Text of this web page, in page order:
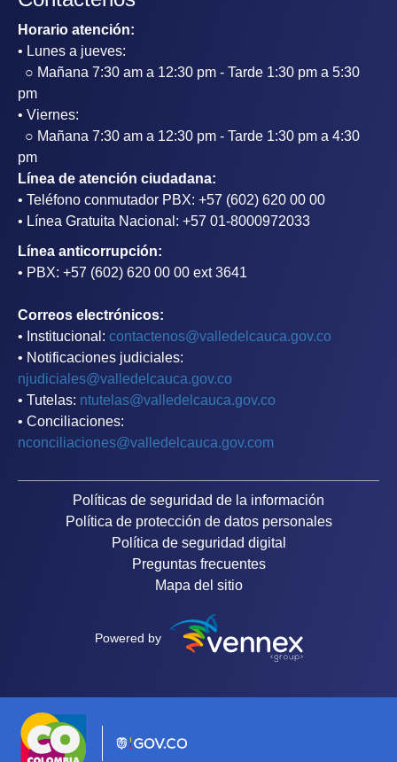
Horario atención:
• Lunes a jueves:
○ Mañana 7:30 am a 12:30 pm - Tarde 1:30 pm a 5:30
pm
• Viernes:
○ Mañana 7:30 am a 12:30 pm - Tarde 1:30 pm a 4:30
pm
Línea de atención ciudadana:
• Teléfono conmutador PBX: +57 (602) 620 00 00
• Línea Gratuita Nacional: +57 01-8000972033
Línea anticorrupción:
• PBX: +57 (602) 620 00 00 ext 3641
Correos electrónicos:
• Institucional: contactenos@valledelcauca.gov.co
• Notificaciones judiciales:
njudiciales@valledelcauca.gov.co
• Tutelas: ntutelas@valledelcauca.gov.co
• Conciliaciones:
nconciliaciones@valledelcauca.gov.com
Políticas de seguridad de la información
Política de protección de datos personales
Política de seguridad digital
Preguntas frecuentes
Mapa del sitio
Powered by